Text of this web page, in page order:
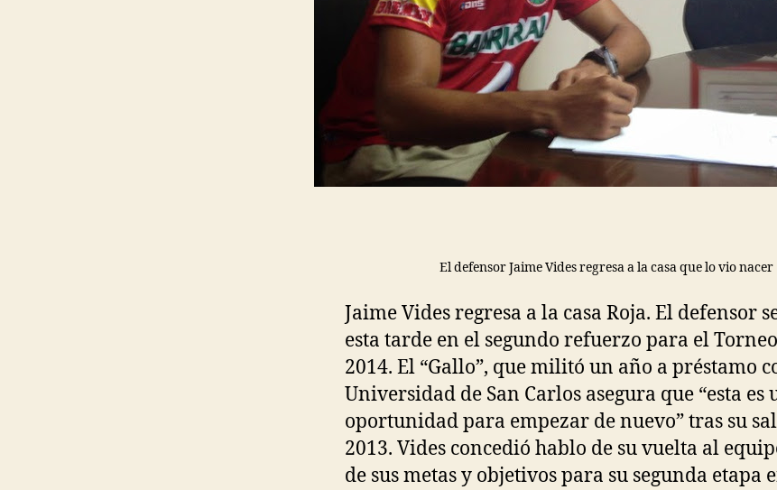
El defensor Jaime Vides regresa a la casa que lo vio nacer
Jaime Vides regresa a la casa Roja. El defensor
esta tarde en el segundo refuerzo para el
2014. El “Gallo”, que militó un año a préstamo
Universidad de San Carlos asegura que “esta es
oportunidad para empezar de nuevo” tras su
2013. Vides concedió hablo de su vuelta al
de sus metas y objetivos para su segunda etapa